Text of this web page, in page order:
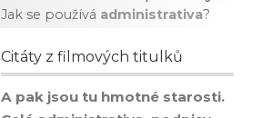
Jak se používá administrativa?
Citáty z filmových titulků
A pak jsou tu hmotné starosti.